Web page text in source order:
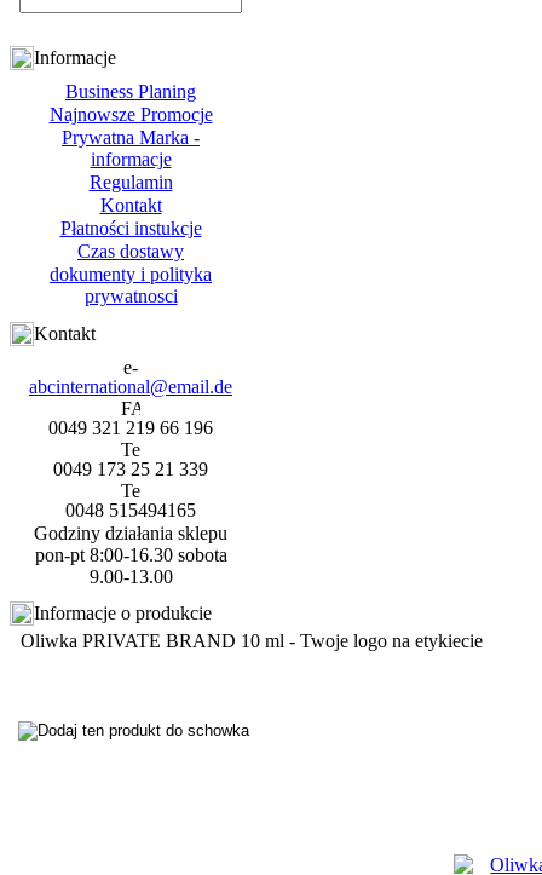
Informacje
Business Planing
Najnowsze Promocje
Prywatna Marka -
informacje
Regulamin
Kontakt
Płatności instukcje
Czas dostawy
dokumenty i polityka
prywatnosci
Kontakt
abcinternational@email.de
0049 321 219 66 196
0049 173 25 21 339
0048 515494165
Godziny działania sklepu
pon-pt 8:00-16.30 sobota
9.00-13.00
Informacje o produkcie
Oliwka PRIVATE BRAND 10 ml - Twoje logo na etykiecie